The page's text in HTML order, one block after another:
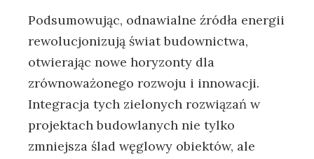
Podsumowując, odnawialne źródła‌ energii
rewolucjonizują świat budownictwa,‌
otwierając nowe horyzonty dla
zrównoważonego rozwoju i ‍innowacji.
Integracja ⁤tych zielonych ⁢rozwiązań⁤ w
projektach budowlanych nie tylko
⁣zmniejsza‌ ślad⁢ węglowy obiektów,⁢ ale